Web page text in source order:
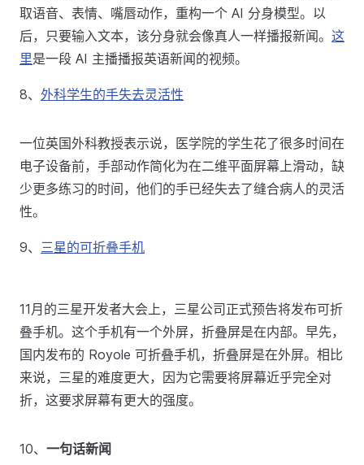
取语音、表情、嘴唇动作，重构一个 AI 分身模型。以
后，只要输入文本，该分身就会像真人一样播报新闻。 这
里是一段 AI 主播播报英语新闻的视频。
8、 外科学生的手失去灵活性
一位英国外科教授表示说，医学院的学生花了很多时间在
电子设备前，手部动作简化为在二维平面屏幕上滑动，缺
少更多练习的时间，他们的手已经失去了缝合病人的灵活
性。
9、 三星的可折叠手机
11月的三星开发者大会上，三星公司正式预告将发布可折
叠手机。这个手机有一个外屏，折叠屏是在内部。早先，
国内发布的 Royole 可折叠手机，折叠屏是在外屏。相比
来说，三星的难度更大，因为它需要将屏幕近乎完全对
折，这要求屏幕有更大的强度。
10、 一句话新闻